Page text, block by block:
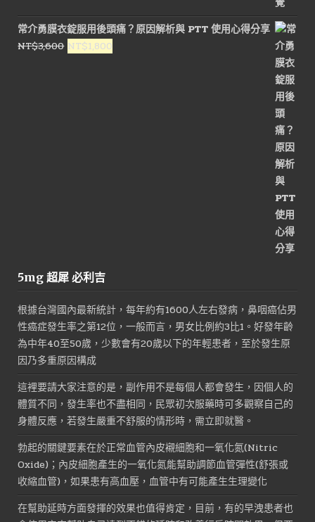
常介勇膜衣錠服用後頭痛？原因解析與 PTT 使用心得分享
NT$3,600 原
NT$1,800
5mg 超犀 必利吉
根據台灣國內最新統計，每年約有1600人左右發病，鼻咽癌佔男
性癌症發生率之第12位，一般而言，男女比例約3比1。好發年齡
為中年40至50歲，少數會有20歲以下的年輕患者，至於發生原
因乃多重原因構成
這裡要請大家注意的是，副作用不是每個人都會發生，因個人的
體質不同，發生率也不盡相同，民眾初次服藥時可多觀察自己的
身體反應，若發生嚴重不舒服的情形時，需立即就醫。
勃起的關鍵要素在於正常血管內皮襯細胞和一氧化氮(Nitric
Oxide)；內皮細胞產生的一氧化氮能幫助調節血管彈性(舒張或
收縮血管)，如果患有高血壓，血管中有可能產生生理變化
在幫助延時方面發揮的效果也值得肯定，目前，有的早洩患者也